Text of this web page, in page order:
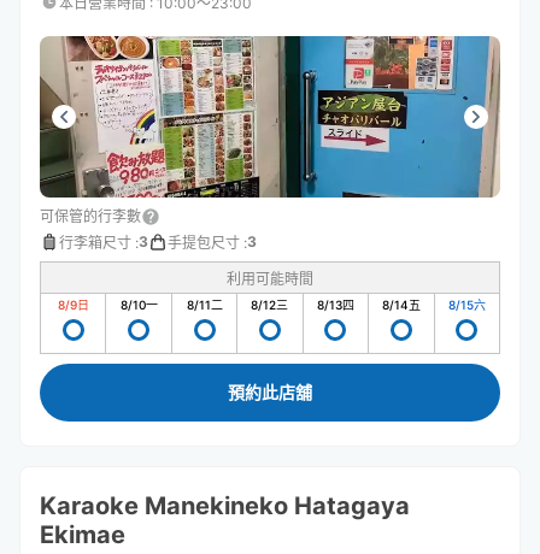
可保管的行李數
行李箱尺寸 :3 手提包尺寸 :3
利用可能時間
8/9日 8/10一 8/11二 8/12三 8/13四 8/14五 8/15六
預約此店舖
Karaoke Manekineko Hatagaya
Ekimae